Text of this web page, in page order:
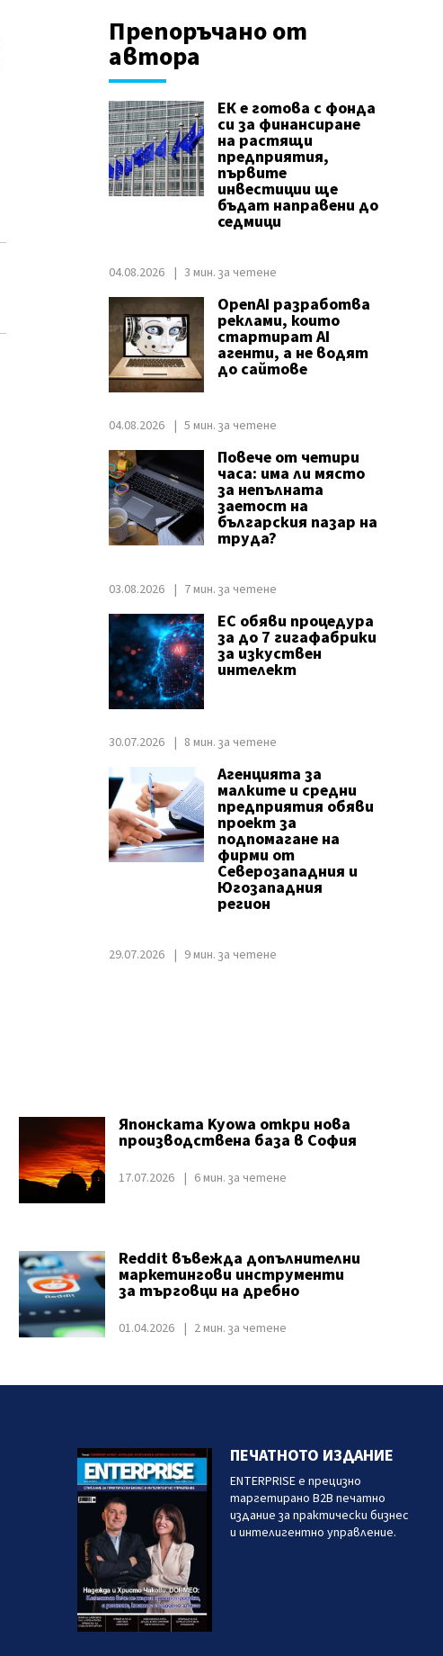
Препоръчано от
автора
ЕК е готова с фонда
си за финансиране
на растящи
предприятия,
първите
инвестиции ще
бъдат направени до
седмици
04.08.2026 3 мин. за четене
OpenAI разработва
реклами, които
стартират AI
агенти, а не водят
до сайтове
04.08.2026 5 мин. за четене
Повече от четири
часа: има ли място
за непълната
заетост на
българския пазар на
труда?
03.08.2026 7 мин. за четене
ЕС обяви процедура
за до 7 гигафабрики
за изкуствен
интелект
30.07.2026 8 мин. за четене
Агенцията за
малките и средни
предприятия обяви
проект за
подпомагане на
фирми от
Северозападния и
Югозападния
регион
29.07.2026 9 мин. за четене
Японската Kyowa откри нова
производствена база в София
17.07.2026 6 мин. за четене
Reddit въвежда допълнителни
маркетингови инструменти
за търговци на дребно
01.04.2026 2 мин. за четене
ПЕЧАТНОТО ИЗДАНИЕ
ENTERPRISE е прецизно
таргетирано B2B печатно
издание за практически бизнес
и интелигентно управление.